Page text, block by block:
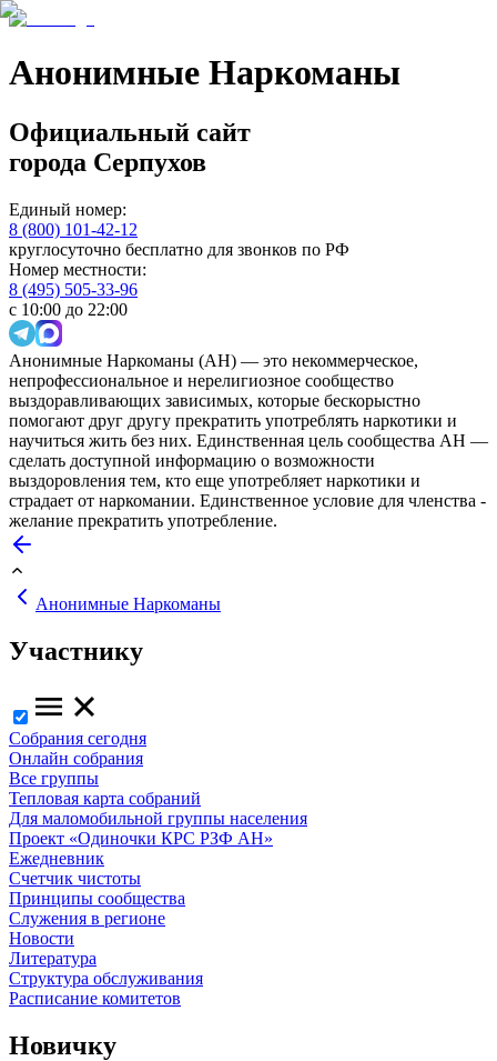
Анонимные Наркоманы
Официальный сайт
города Серпухов
Единый номер:
8 (800) 101-42-12
круглосуточно бесплатно для звонков по РФ
Номер местности:
8 (495) 505-33-96
с 10:00 до 22:00
Анонимные Наркоманы (АН) — это некоммерческое,
непрофессиональное и нерелигиозное сообщество
выздоравливающих зависимых, которые бескорыстно
помогают друг другу прекратить употреблять наркотики и
научиться жить без них. Единственная цель сообщества АН —
сделать доступной информацию о возможности
выздоровления тем, кто еще употребляет наркотики и
страдает от наркомании. Единственное условие для членства -
желание прекратить употребление.
Анонимные Наркоманы
Участнику
Собрания сегодня
Онлайн собрания
Все группы
Тепловая карта собраний
Для маломобильной группы населения
Проект «Одиночки КРС РЗФ АН»
Ежедневник
Счетчик чистоты
Принципы сообщества
Служения в регионе
Новости
Литература
Структура обслуживания
Расписание комитетов
Новичку